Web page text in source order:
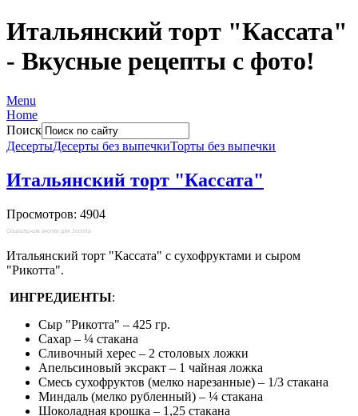
Итальянский торт "Кассата"
- Вкусные рецепты с фото!
Menu
Home
Поиск
ДесертыДесерты без выпечкиТорты без выпечки
Итальянский торт "Кассата"
Просмотров: 4904
Социальные кнопки для Joomla
Итальянский торт "Кассата" с сухофруктами и сыром
"Рикотта".
ИНГРЕДИЕНТЫ:
Сыр "Рикотта" – 425 гр.
Сахар – ¼ стакана
Сливочный херес – 2 столовых ложки
Апельсиновый эксракт – 1 чайная ложка
Смесь сухофруктов (мелко нарезанные) – 1/3 стакана
Миндаль (мелко рубленный) – ¼ стакана
Шоколадная крошка – 1,25 стакана